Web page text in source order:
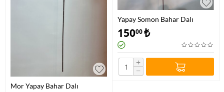
Mor Yapay Bahar Dalı
Yapay Somon Bahar Dalı
15000₺
+
−